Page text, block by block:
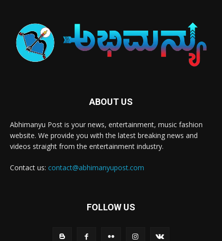
ABOUT US
Abhimanyu Post is your news, entertainment, music fashion
website. We provide you with the latest breaking news and
videos straight from the entertainment industry.
Contact us: contact@abhimanyupost.com
FOLLOW US